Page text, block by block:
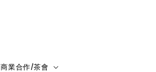
商業合作/茶會